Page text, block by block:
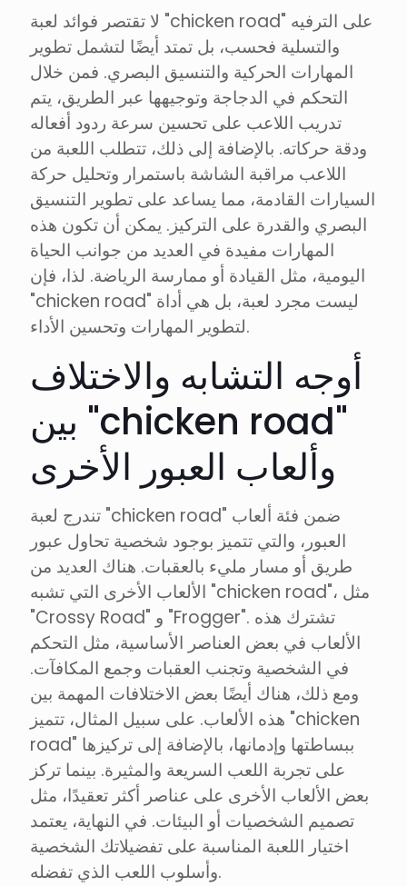
لا تقتصر فوائد لعبة "chicken road" على الترفيه
والتسلية فحسب، بل تمتد أيضًا لتشمل تطوير
المهارات الحركية والتنسيق البصري. فمن خلال
التحكم في الدجاجة وتوجيهها عبر الطريق، يتم
تدريب اللاعب على تحسين سرعة ردود أفعاله
ودقة حركاته. بالإضافة إلى ذلك، تتطلب اللعبة من
اللاعب مراقبة الشاشة باستمرار وتحليل حركة
السيارات القادمة، مما يساعد على تطوير التنسيق
البصري والقدرة على التركيز. يمكن أن تكون هذه
المهارات مفيدة في العديد من جوانب الحياة
اليومية، مثل القيادة أو ممارسة الرياضة. لذا، فإن
"chicken road" ليست مجرد لعبة، بل هي أداة
لتطوير المهارات وتحسين الأداء.
أوجه التشابه والاختلاف
بين "chicken road"
وألعاب العبور الأخرى
تندرج لعبة "chicken road" ضمن فئة ألعاب
العبور، والتي تتميز بوجود شخصية تحاول عبور
طريق أو مسار مليء بالعقبات. هناك العديد من
الألعاب الأخرى التي تشبه "chicken road"، مثل
"Crossy Road" و "Frogger". تشترك هذه
الألعاب في بعض العناصر الأساسية، مثل التحكم
في الشخصية وتجنب العقبات وجمع المكافآت.
ومع ذلك، هناك أيضًا بعض الاختلافات المهمة بين
هذه الألعاب. على سبيل المثال، تتميز "chicken
road" ببساطتها وإدمانها، بالإضافة إلى تركيزها
على تجربة اللعب السريعة والمثيرة. بينما تركز
بعض الألعاب الأخرى على عناصر أكثر تعقيدًا، مثل
تصميم الشخصيات أو البيئات. في النهاية، يعتمد
اختيار اللعبة المناسبة على تفضيلاتك الشخصية
وأسلوب اللعب الذي تفضله.